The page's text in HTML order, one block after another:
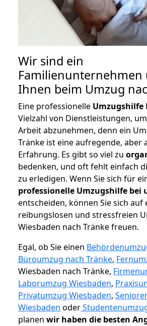
Wir sind ein
Familienunternehmen
Ihnen beim Umzug
Eine professionelle Umzugshilfe
Vielzahl von Dienstleistungen,
Arbeit abzunehmen, denn ein
Tränke ist eine aufregende, aber
Erfahrung. Es gibt so viel zu
bedenken, und oft fehlt einfach
zu erledigen. Wenn Sie sich für
professionelle Umzugshilfe bei
entscheiden, können Sie sich auf
reibungslosen und stressfreien
Wiesbaden nach Tränke freuen.
Egal, ob Sie einen
Büroumzug nach Tränke,
Wiesbaden nach Tränke,
Laborumzug Wiesbaden,
Privatumzug Wiesbaden,
Wiesbaden oder
planen wir haben die besten